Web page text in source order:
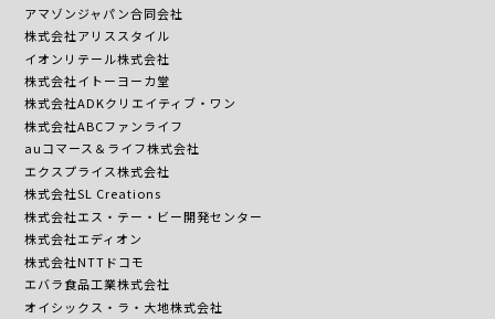
アマゾンジャパン合同会社
株式会社アリススタイル
イオンリテール株式会社
株式会社イトーヨーカ堂
株式会社ADKクリエイティブ・ワン
株式会社ABCファンライフ
auコマース＆ライフ株式会社
エクスプライス株式会社
株式会社SL Creations
株式会社エス・テー・ビー開発センター
株式会社エディオン
株式会社NTTドコモ
エバラ食品工業株式会社
オイシックス・ラ・大地株式会社